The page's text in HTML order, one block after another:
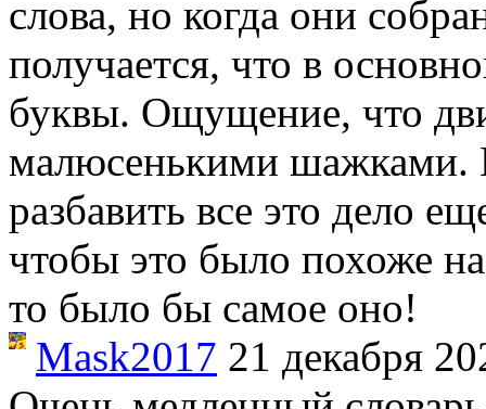
слова, но когда они
получается, что в
буквы. Ощущение, что
малюсенькими шажками.
разбавить все это дело
чтобы это было похоже
то было бы самое оно!
Mask2017 21 декабря